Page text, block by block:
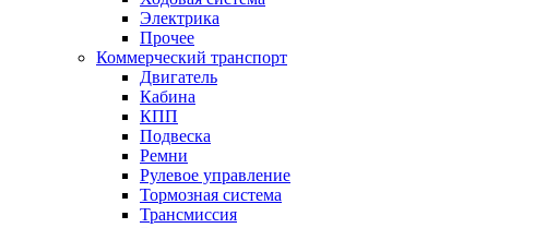
Электрика
Прочее
Коммерческий транспорт
Двигатель
Кабина
КПП
Подвеска
Ремни
Рулевое управление
Тормозная система
Трансмиссия